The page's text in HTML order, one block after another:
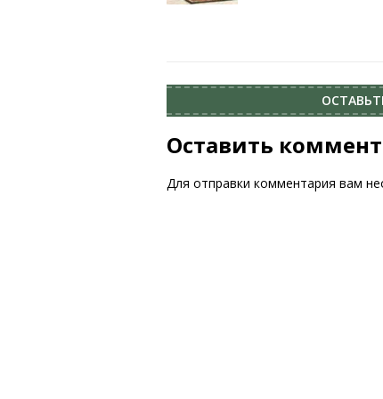
Оставить
Для отправки комментария вам